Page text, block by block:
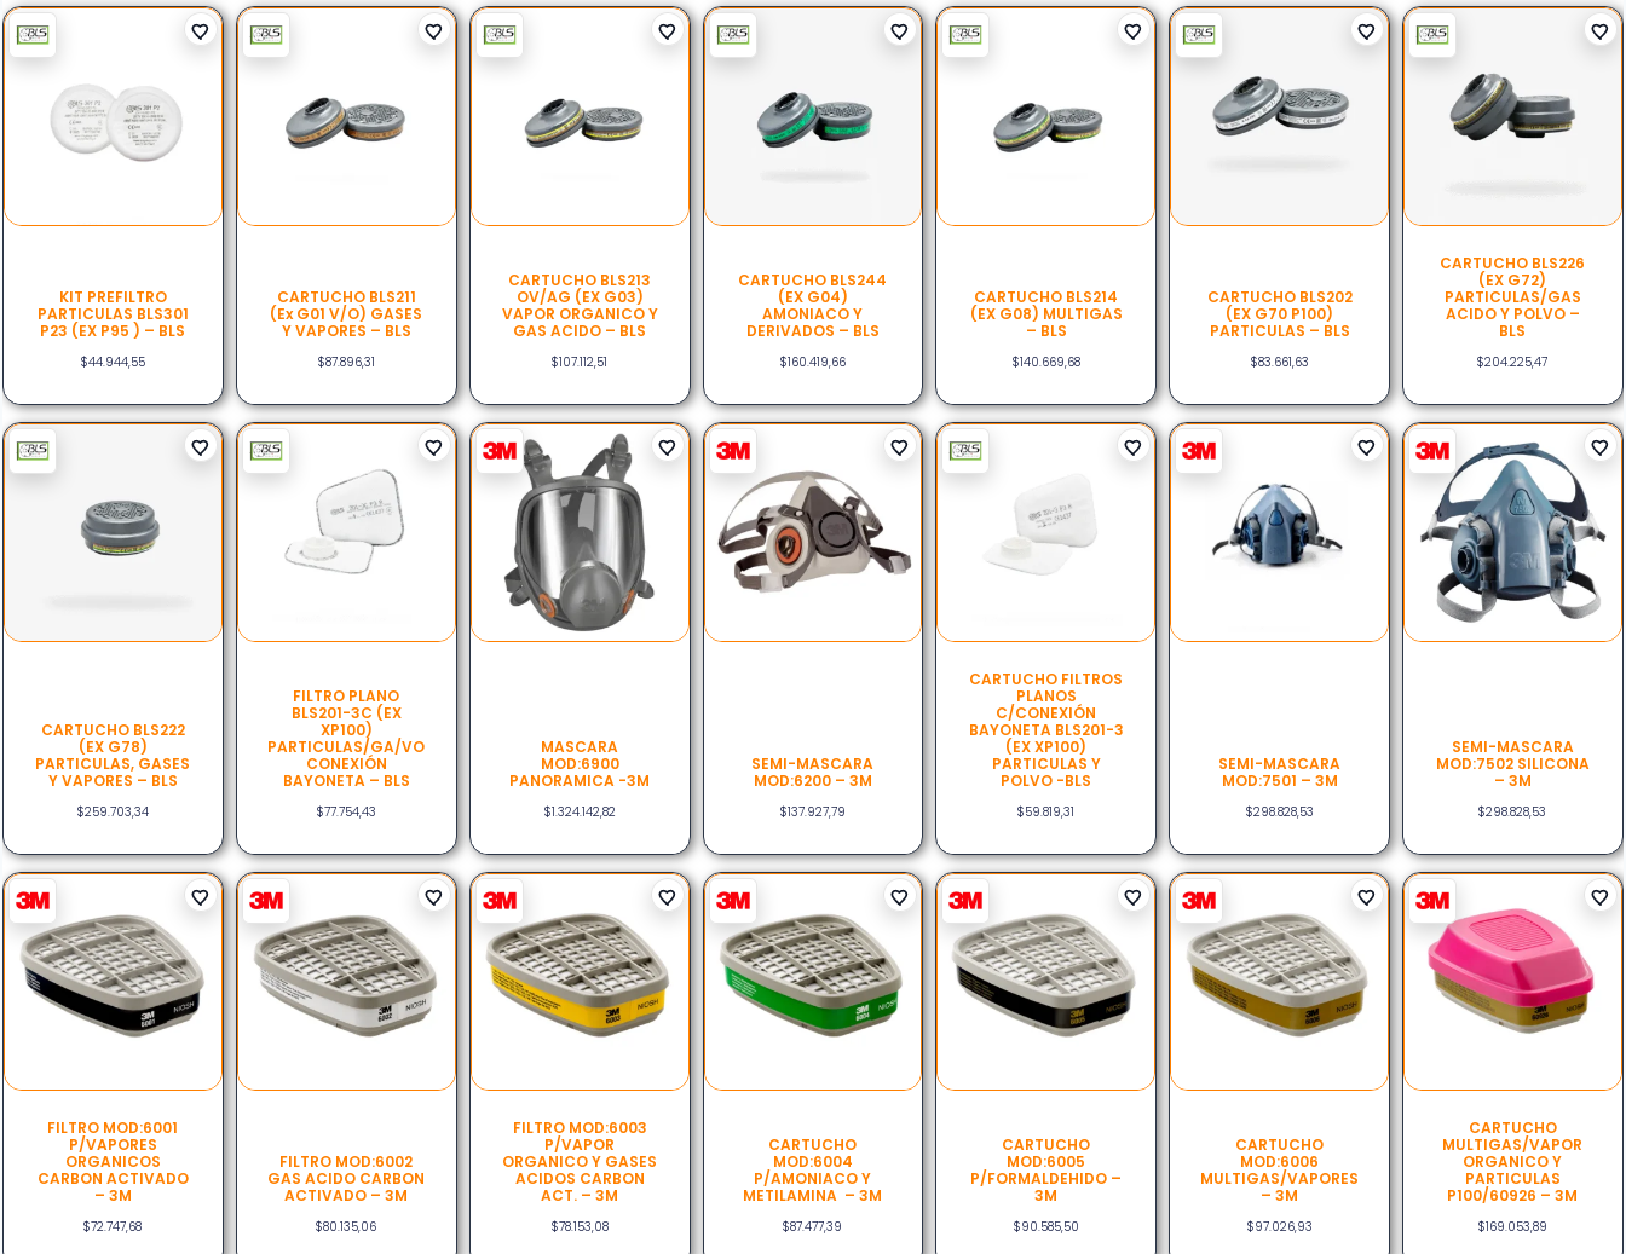
KIT PREFILTRO
PARTICULAS BLS301
P23 (EX P95 ) – BLS
$44.944,55
CARTUCHO BLS211
(ex G01 V/O) GASES
Y VAPORES – BLS
$87.896,31
CARTUCHO BLS213
OV/AG (EX G03)
VAPOR ORGANICO Y
GAS ACIDO – BLS
$107.112,51
CARTUCHO BLS244
(EX G04)
AMONIACO Y
DERIVADOS – BLS
$160.419,66
CARTUCHO BLS214
(EX G08) MULTIGAS
– BLS
$140.669,68
CARTUCHO BLS202
(EX G70 P100)
PARTICULAS – BLS
$83.661,63
CARTUCHO BLS226
(EX G72)
PARTICULAS/GAS
ACIDO Y POLVO –
BLS
$204.225,47
CARTUCHO BLS222
(EX G78)
PARTICULAS, GASES
Y VAPORES – BLS
$259.703,34
FILTRO PLANO
BLS201-3C (EX
XP100)
PARTICULAS/GA/VO
CONEXIÓN
BAYONETA – BLS
$77.754,43
MASCARA
MOD:6900
PANORAMICA -3M
$1.324.142,82
SEMI-MASCARA
MOD:6200 – 3M
$137.927,79
CARTUCHO FILTROS
PLANOS
C/CONEXIÓN
BAYONETA BLS201-3
(EX XP100)
PARTICULAS Y
POLVO -BLS
$59.819,31
SEMI-MASCARA
MOD:7501 – 3M
$298.828,53
SEMI-MASCARA
MOD:7502 SILICONA
– 3M
$298.828,53
FILTRO MOD:6001
P/VAPORES
ORGANICOS
CARBON ACTIVADO
– 3M
$72.747,68
FILTRO MOD:6002
GAS ACIDO CARBON
ACTIVADO – 3M
$80.135,06
FILTRO MOD:6003
P/VAPOR
ORGANICO Y GASES
ACIDOS CARBON
ACT. – 3M
$78.153,08
CARTUCHO
MOD:6004
P/AMONIACO Y
METILAMINA – 3M
$87.477,39
CARTUCHO
MOD:6005
P/FORMALDEHIDO –
3M
$90.585,50
CARTUCHO
MOD:6006
MULTIGAS/VAPORES
– 3M
$97.026,93
CARTUCHO
MULTIGAS/VAPOR
ORGANICO Y
PARTICULAS
P100/60926 – 3M
$169.053,89